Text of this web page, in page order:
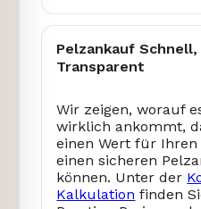
Pelzankauf
Transparent
Wir zeigen, worauf
wirklich ankommt,
einen Wert für
einen sicheren
können. Unter der
Kalkulation finden